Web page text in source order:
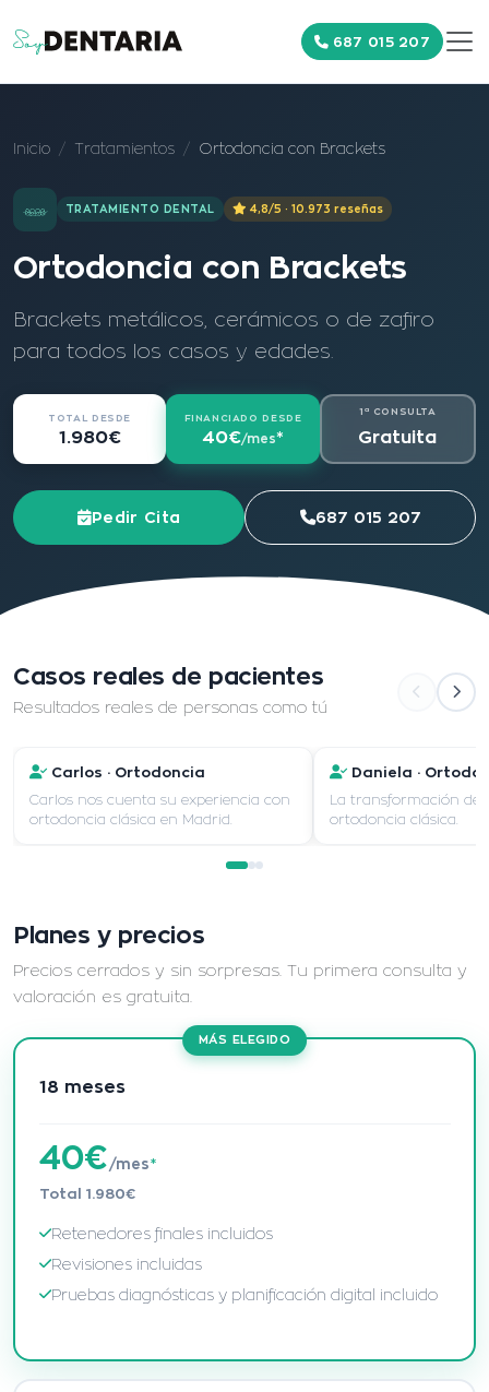
687 015 207
Inicio Tratamientos Ortodoncia con Brackets
TRATAMIENTO DENTAL 4,8/5 · 10.973 reseñas
Ortodoncia con Brackets
Brackets metálicos, cerámicos o de zafiro
para todos los casos y edades.
TOTAL DESDE
1.980€
FINANCIADO DESDE
40€/mes*
1ª CONSULTA
Gratuita
Pedir Cita 687 015 207
Casos reales de pacientes
Resultados reales de personas como tú
Carlos · Ortodoncia
Carlos nos cuenta su experiencia con
ortodoncia clásica en Madrid.
Daniela ·
La transformación de
ortodoncia clásica.
Planes y precios
Precios cerrados y sin sorpresas. Tu primera consulta y
valoración es gratuita.
MÁS ELEGIDO
18 meses
40€ /mes*
Total 1.980€
Retenedores finales incluidos
Revisiones incluidas
Pruebas diagnósticas y planificación digital incluido